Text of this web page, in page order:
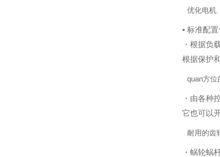
优化电机
• 标准配
・根据负
根据保护
quan方位
・由各种
它也可以
耐用的齿
・蜗轮蜗